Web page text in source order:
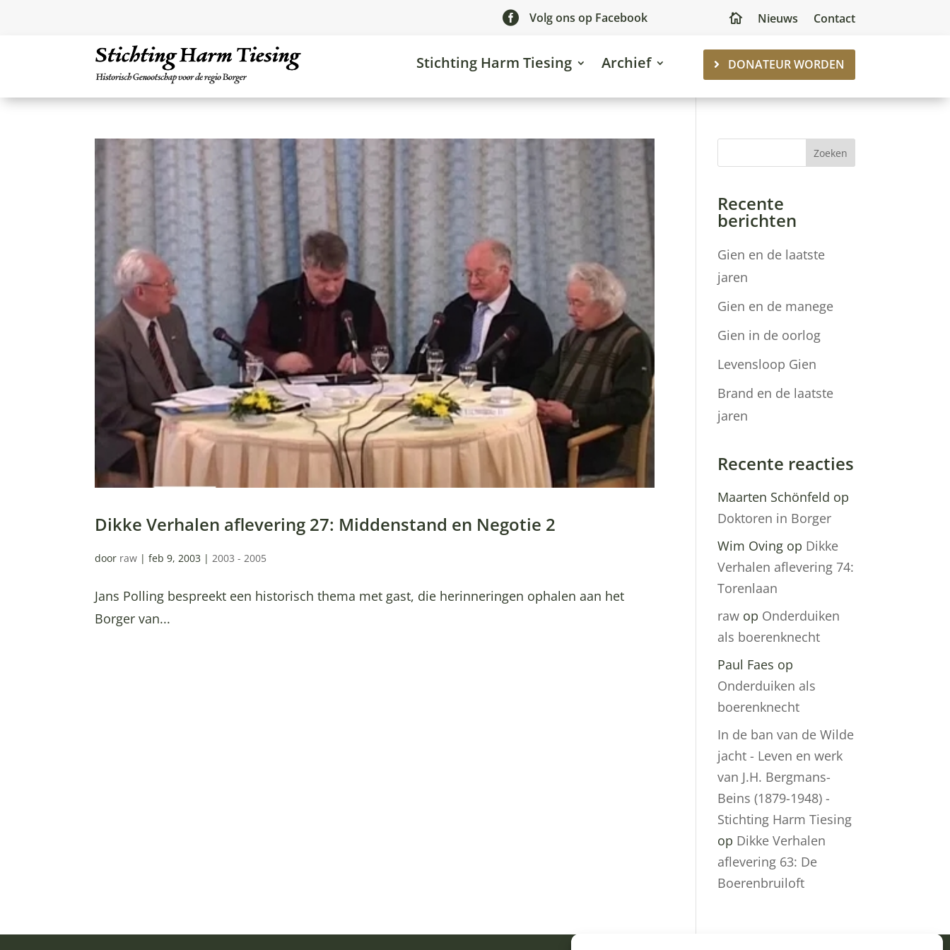
 Volg ons op Facebook  Nieuws Contact
Stichting Harm Tiesing Archief DONATEUR WORDEN
Dikke Verhalen aflevering 27: Middenstand en Negotie 2
door raw |feb 9, 2003 |2003 - 2005
Jans Polling bespreekt een historisch thema met gast, die herinneringen ophalen aan het
Borger van...
Zoeken
Recente
berichten
Gien en de laatste
jaren
Gien en de manege
Gien in de oorlog
Levensloop Gien
Brand en de laatste
jaren
Recente reacties
Maarten Schönfeld op
Doktoren in Borger
Wim Oving op Dikke
Verhalen aflevering 74:
Torenlaan
raw op Onderduiken
als boerenknecht
Paul Faes op
Onderduiken als
boerenknecht
In de ban van de Wilde
jacht - Leven en werk
van J.H. Bergmans-
Beins (1879-1948) -
Stichting Harm Tiesing
op Dikke Verhalen
aflevering 63: De
Boerenbruiloft